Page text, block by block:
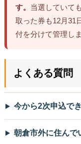
す。 当選していて
取った券も12月31
付を分けて管理し
よくある質問
今から2次申込で
朝倉市外に住んで